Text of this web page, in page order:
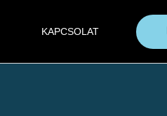
KAPCSOLAT